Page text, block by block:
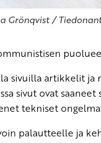
Grönqvist /
sivuilla artikkelit ja
sivut ovat
tekniset
palautteelle ja